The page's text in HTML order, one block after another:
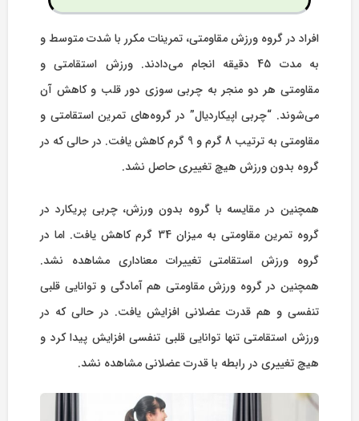
افراد در گروه ورزش مقاومتی، تمرینات مکرر با شدت متوسط و
به مدت 45 دقیقه انجام می‌دادند. ورزش استقامتی و
مقاومتی هر دو منجر به چربی سوزی دور قلب و کاهش آن
می‌شوند. “چربی اپیکاردیال” در گروه‌‏های تمرین استقامتی و
مقاومتی به ترتیب 8 گرم و 9 گرم کاهش یافت. در حالی که در
گروه بدون ورزش هیچ تغییری حاصل نشد.
همچنین در مقایسه با گروه بدون ورزش، چربی پریکارد در
گروه تمرین مقاومتی به میزان 34 گرم کاهش یافت. اما در
گروه ورزش استقامتی تغییرات معناداری مشاهده نشد.
همچنین در گروه ورزش مقاومتی هم آمادگی و توانایی قلبی
تنفسی و هم قدرت عضلانی افزایش یافت. در حالی که در
ورزش استقامتی تنها توانایی قلبی تنفسی افزایش پیدا کرد و
هیچ تغییری در رابطه با قدرت عضلانی مشاهده نشد.